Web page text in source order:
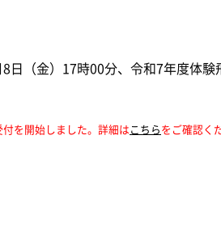
（金）17時00分、令和7年度体験
を開始しました。詳細はこちらをご確認く